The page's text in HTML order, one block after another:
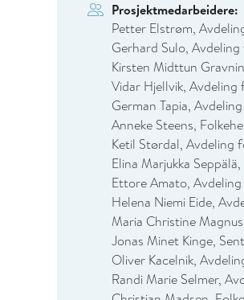
Prosjektmedarbeidere:
Petter Elstrøm,
Gerhard Sulo,
Kirsten Midttun
Vidar Hjellvik,
German Tapia,
Anneke Steens,
Ketil Størdal, Avdeling
Elina Marjukka
Ettore Amato,
Helena Niemi Eide,
Maria Christine
Jonas Minet Kinge,
Oliver Kacelnik,
Randi Marie Selmer,